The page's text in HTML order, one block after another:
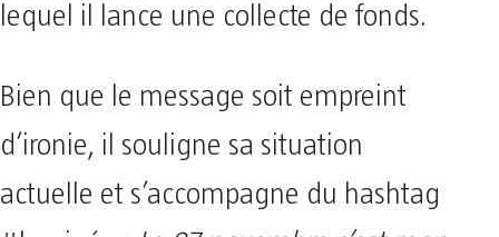
lequel il lance une collecte de fonds.
Bien que le message soit empreint
d’ironie, il souligne sa situation
actuelle et s’accompagne du hashtag